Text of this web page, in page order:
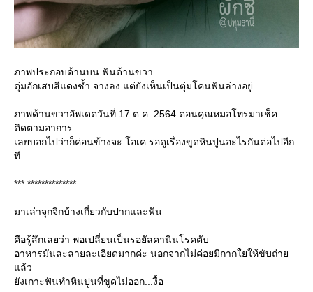
ภาพประกอบด้านบน ฟันด้านขวา
ตุ่มอักเสบสีแดงช้ำ จางลง แต่ยังเห็นเป็นตุ่มโคนฟันล่างอยู่
ภาพด้านขวาอัพเดตวันที่ 17 ต.ค. 2564 ตอนคุณหมอโทรมาเช็ค
ติดตามอาการ
เลยบอกไปว่าก็ค่อนข้างจะ โอเค รอดูเรื่องขูดหินปูนอะไรกันต่อไปอีก
ที
*** **************
มาเล่าจุกจิกบ้างเกี่ยวกับปากและฟัน
คือรู้สึกเลยว่า พอเปลี่ยนเป็นรอยัลคานินโรคตับ
อาหารมันละลายละเอียดมากค่ะ นอกจากไม่ค่อยมีกากใยให้ขับถ่า
ล้ว
ังเกาะฟันทำหินปูนที่ขูดไม่ออก...งื้อ